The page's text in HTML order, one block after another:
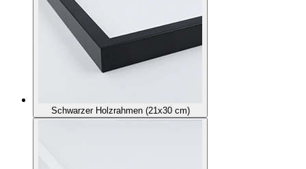
Schwarzer Holzrahmen (21x30 cm)